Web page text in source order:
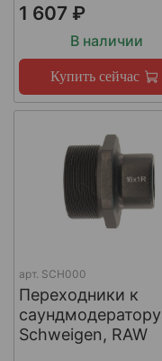
1 607 ₽
В наличии
Купить сейчас
арт. SCH000
Переходники к
саундмодератору
Schweigen, RAW